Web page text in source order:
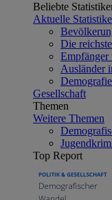
Beliebte
Aktuelle
Die
Empfänger
Ausländer
Gesellschaft
Themen
Weitere Themen
Top Report